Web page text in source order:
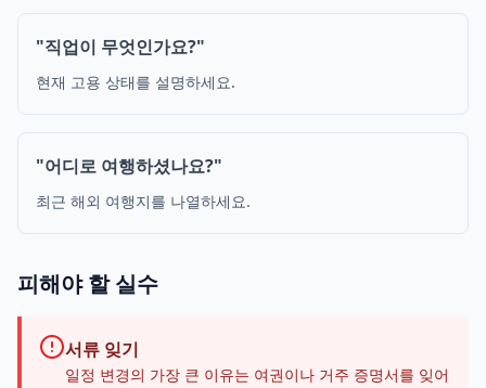
"직업이 무엇인가요?"
현재 고용 상태를 설명하세요.
"어디로 여행하셨나요?"
최근 해외 여행지를 나열하세요.
피해야 할 실수
서류 잊기
일정 변경의 가장 큰 이유는 여권이나 거주 증명서를 잊어